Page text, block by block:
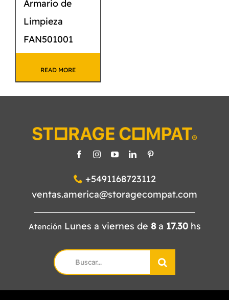
Armario de
Limpieza
FAN501001
READ MORE
+5491168723112
ventas.america@storagecompat.com
Atención Lunes a viernes de 8a 17.30hs
Search
for: